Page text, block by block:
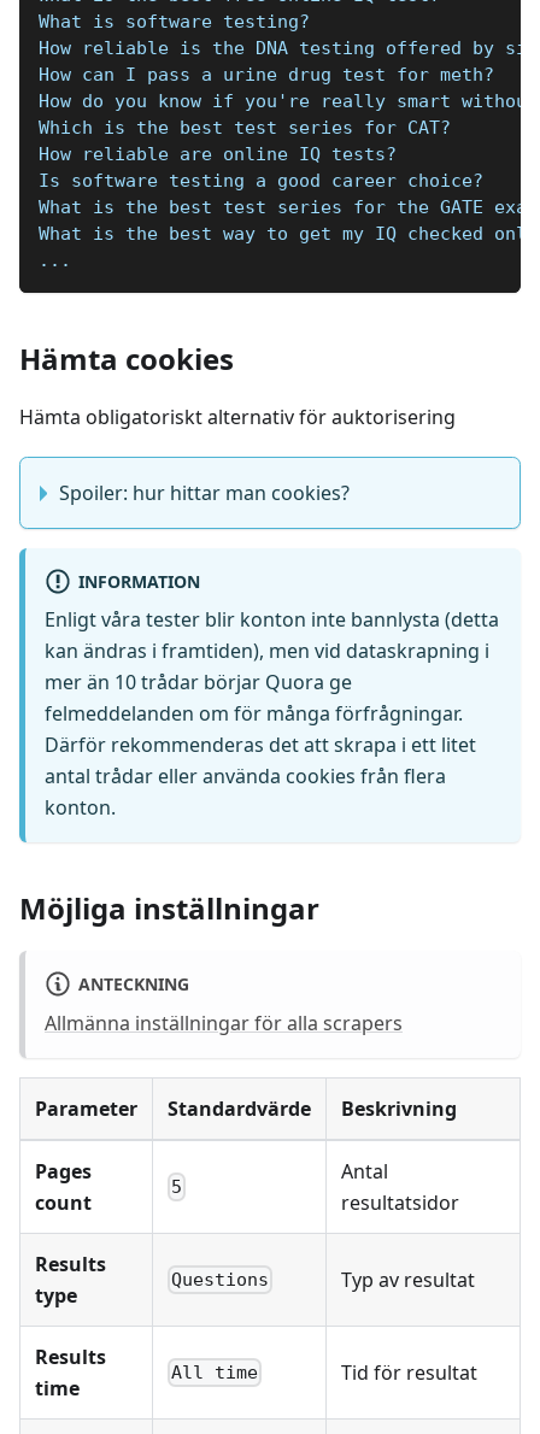
What is software testing?
How reliable is the DNA testing offered by
How can I pass a urine drug test for meth?
How do you know if you're really smart
Which is the best test series for CAT?
How reliable are online IQ tests?
Is software testing a good career choice?
What is the best test series for the GATE
What is the best way to get my IQ checked
...
Hämta cookies
Hämta obligatoriskt alternativ för auktorisering
Spoiler: hur hittar man cookies?
INFORMATION
Enligt våra tester blir konton inte bannlysta (detta
kan ändras i framtiden), men vid dataskrapning i
mer än 10 trådar börjar Quora ge
felmeddelanden om för många förfrågningar.
Därför rekommenderas det att skrapa i ett litet
antal trådar eller använda cookies från flera
konton.
Möjliga inställningar
ANTECKNING
Allmänna inställningar för alla scrapers
Parameter Standardvärde Beskrivning
Pages
count
5
Antal
resultatsidor
Results
type
Questions Typ av resultat
Results
time
All time Tid för resultat